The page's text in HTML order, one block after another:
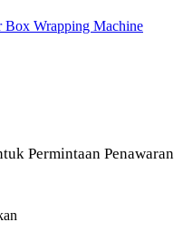
Box Wrapping Machine
Permintaan Penawaran